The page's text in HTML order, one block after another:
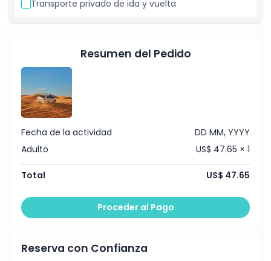
Aspectos Destacados
Inclusiones
Política de Cancelación
Transporte privado de ida y vuelta
Resumen del Pedido
Fecha de la actividad
DD MM, YYYY
Adulto
US$ 47.65 × 1
Total US$ 47.65
Proceder al Pago
Reserva con Confianza